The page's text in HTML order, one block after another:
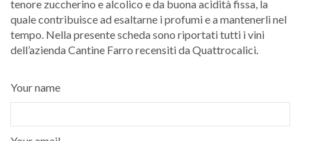
tenore zuccherino e alcolico e da buona acidità fissa, la
quale contribuisce ad esaltarne i profumi e a mantenerli nel
tempo. Nella presente scheda sono riportati tutti i vini
dell’azienda Cantine Farro recensiti da Quattrocalici.
Your name